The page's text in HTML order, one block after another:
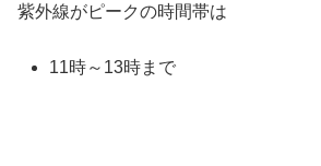
紫外線がピークの時間帯は
11時～13時まで